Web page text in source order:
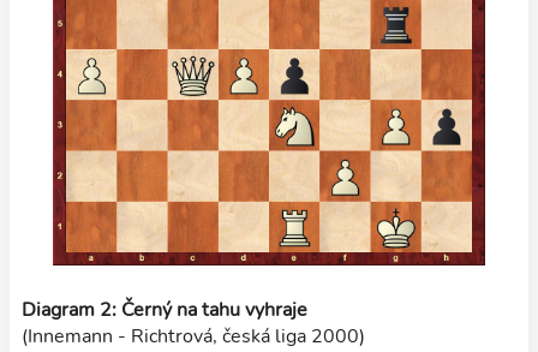
Diagram 2: Černý na tahu vyhraje
(Innemann - Richtrová, česká liga 2000)